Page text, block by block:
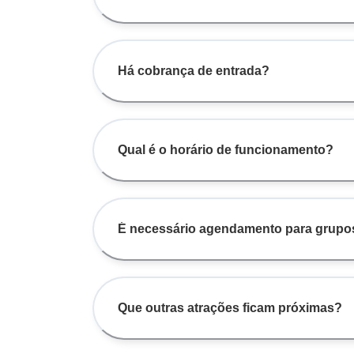
Há cobrança de entrada?
Qual é o horário de funcionamento?
É necessário agendamento para
Que outras atrações ficam próximas?